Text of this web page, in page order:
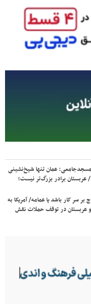
عمان تنها شیخ‌نشینی
عربستان برادر بزرگ‌تر نیست؛
سر کار باشد یا عمامه/ آمریکا به
عربستان در توقف حملات نقش